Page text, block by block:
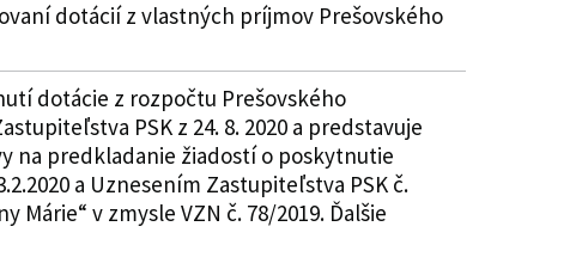
dotácií z vlastných príjmov Prešovského
dotácie z rozpočtu Prešovského
PSK z 24. 8. 2020 a predstavuje
na predkladanie žiadostí o poskytnutie
a Uznesením Zastupiteľstva PSK č.
Márie“ v zmysle VZN č. 78/2019. Ďalšie